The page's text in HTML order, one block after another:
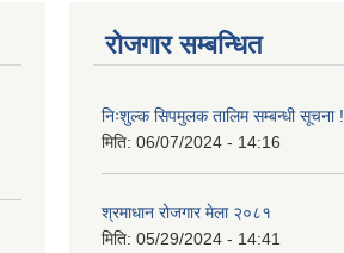
रोजगार सम्बन्धित
निःशुल्क सिपमुलक तालिम सम्बन्धी सूचना !
मिति: 06/07/2024 - 14:16
श्रमाधान रोजगार मेला २०८१
मिति: 05/29/2024 - 14:41